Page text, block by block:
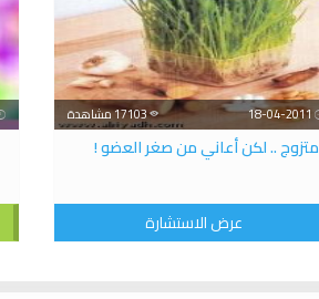
18-04-2011 17103 مشاهدة
متزوج .. لكن أعاني من صغر العضو !
عرض الاستشارة